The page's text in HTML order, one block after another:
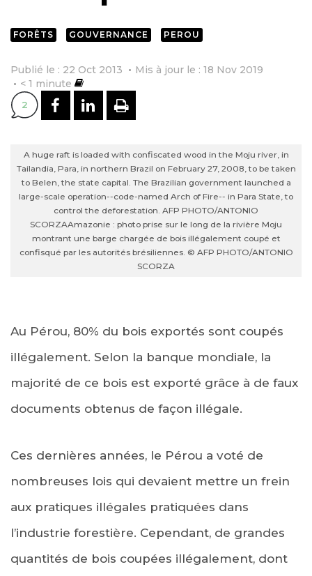
FORÊTS GOUVERNANCE PEROU
Publié le : 22 Oct 2013
Mis à jour le : 18 Nov 2019
< 1 minute
2 PARTAGER SUR FACEBOOK
PARTAGER SUR
IMPRIMER
A huge raft is loaded with confiscated wood in the Moju river, in
Tailandia, Para, in northern Brazil on February 27, 2008, to be taken
to Belen, the state capital. The Brazilian government launched a
large-scale operation--code-named Arch of Fire-- in Para State, to
control the deforestation. AFP PHOTO/ANTONIO
SCORZAAmazonie : photo prise sur le long de la rivière Moju
montrant une barge chargée de bois illégalement coupé et
confisqué par les autorités brésiliennes. © AFP PHOTO/ANTONIO
SCORZA
Au Pérou, 80% du bois exportés sont coupés
illégalement. Selon la banque mondiale, la
majorité de ce bois est exporté grâce à de faux
documents obtenus de façon illégale.
Ces dernières années, le Pérou a voté de
nombreuses lois qui devaient mettre un frein
aux pratiques illégales pratiquées dans
l’industrie forestière. Cependant, de grandes
quantités de bois coupées illégalement, dont